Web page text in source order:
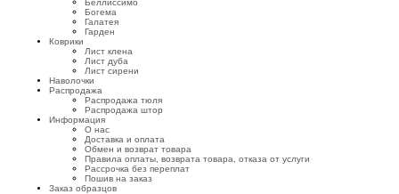
Беллиссимо
Богема
Галатея
Гарден
Коврики
Лист клена
Лист дуба
Лист сирени
Наволочки
Распродажа
Распродажа тюля
Распродажа штор
Информация
О нас
Доставка и оплата
Обмен и возврат товара
Правила оплаты, возврата товара, отказа от услуги
Рассрочка без переплат
Пошив на заказ
Заказ образцов